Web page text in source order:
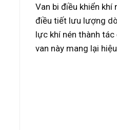
Van bi điều khiển khí
điều tiết lưu lượng
lực khí nén thành
van này mang lại